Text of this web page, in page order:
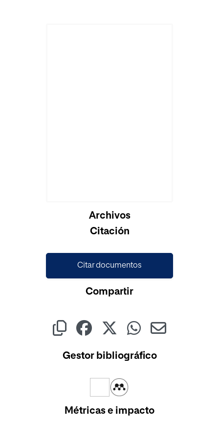
Archivos
Citación
Citar documentos
Compartir
Gestor bibliográfico
Métricas e impacto